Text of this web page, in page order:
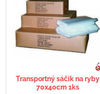
Transportný sáčik na ryby
70x40cm 1ks